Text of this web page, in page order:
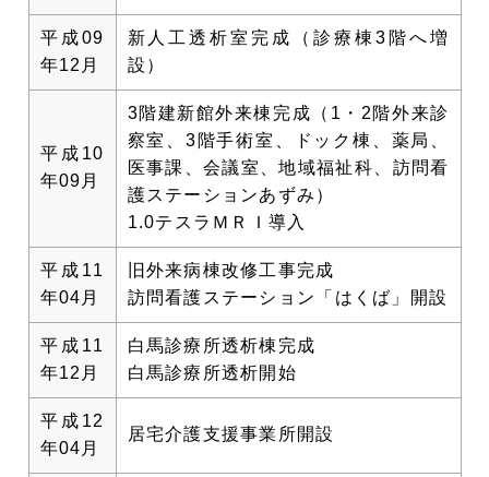
平成09
年12月
新人工透析室完成（診療棟3階へ増
設）
平成10
年09月
3階建新館外来棟完成（1・2階外来診
察室、3階手術室、ドック棟、薬局、
医事課、会議室、地域福祉科、訪問看
護ステーションあずみ）
1.0テスラＭＲＩ導入
平成11
年04月
旧外来病棟改修工事完成
訪問看護ステーション「はくば」開設
平成11
年12月
白馬診療所透析棟完成
白馬診療所透析開始
平成12
年04月
居宅介護支援事業所開設